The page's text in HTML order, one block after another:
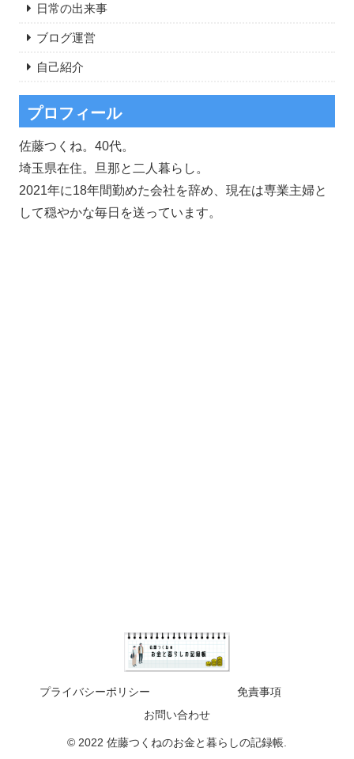
日常の出来事
ブログ運営
自己紹介
プロフィール
佐藤つくね。40代。
埼玉県在住。旦那と二人暮らし。
2021年に18年間勤めた会社を辞め、現在は専業主婦と
して穏やかな毎日を送っています。
プライバシーポリシー
免責事項
お問い合わせ
© 2022 佐藤つくねのお金と暮らしの記録帳.